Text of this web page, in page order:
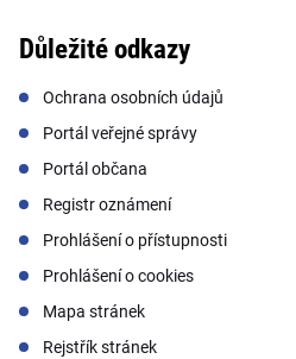
Důležité odkazy
Ochrana osobních údajů
Portál veřejné správy
Portál občana
Registr oznámení
Prohlášení o přístupnosti
Prohlášení o cookies
Mapa stránek
Rejstřík stránek